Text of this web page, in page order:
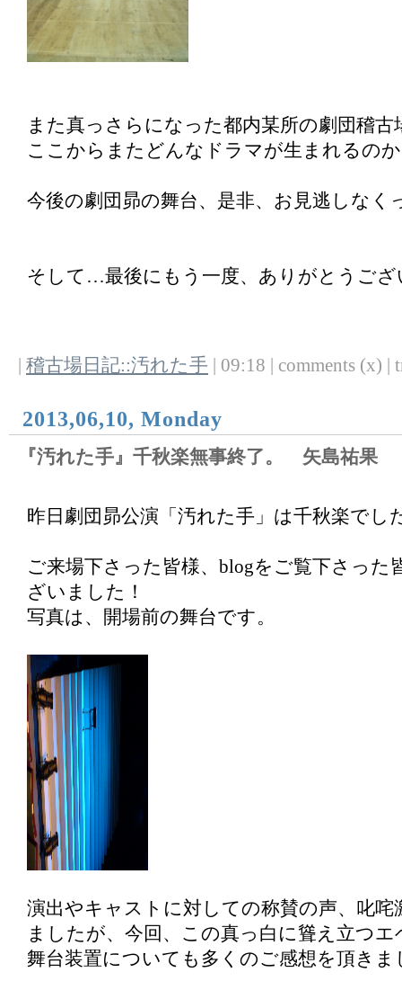
また真っさらになった都内某所の劇団稽古
ここからまたどんなドラマが生まれるの
今後の劇団昴の舞台、是非、お見逃しなく
そして…最後にもう一度、ありがとうござ
稽古場日記::汚れた手 | 09:18 | comments (x) |
2013,06,10, Monday
『汚れた手』千秋楽無事終了。 矢島祐果
昨日劇団昴公演「汚れた手」は千秋楽でし
ご来場下さった皆様、blogをご覧下さった
ざいました！
写真は、開場前の舞台です。
演出やキャストに対しての称賛の声、叱咤
ましたが、今回、この真っ白に聳え立つ
舞台装置についても多くのご感想を頂きま